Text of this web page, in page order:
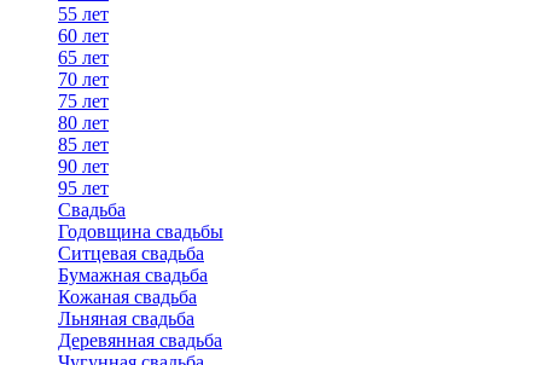
55 лет
60 лет
65 лет
70 лет
75 лет
80 лет
85 лет
90 лет
95 лет
Свадьба
Годовщина свадьбы
Ситцевая свадьба
Бумажная свадьба
Кожаная свадьба
Льняная свадьба
Деревянная свадьба